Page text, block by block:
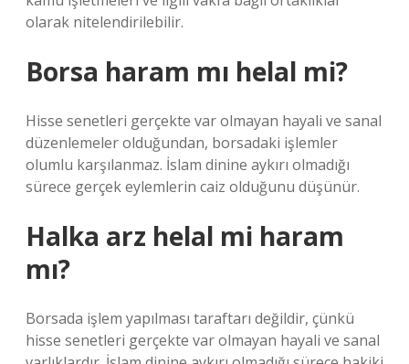
olarak nitelendirilebilir.
Borsa haram mı helal mi?
Hisse senetleri gerçekte var olmayan hayali ve sanal
düzenlemeler olduğundan, borsadaki işlemler
olumlu karşılanmaz. İslam dinine aykırı olmadığı
sürece gerçek eylemlerin caiz olduğunu düşünür.
Halka arz helal mi haram
mı?
Borsada işlem yapılması taraftarı değildir, çünkü
hisse senetleri gerçekte var olmayan hayali ve sanal